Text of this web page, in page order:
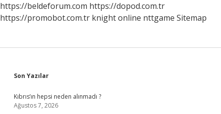
https://beldeforum.com https://dopod.com.tr
https://promobot.com.tr knight online nttgame Sitemap
Sidebar
Son Yazılar
Kıbrıs’ın hepsi neden alınmadı ?
Ağustos 7, 2026